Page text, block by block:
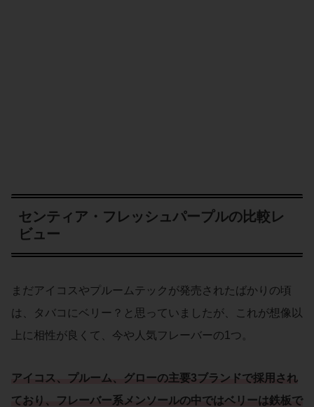
センティア・フレッシュパープルの比較レ
ビュー
まだアイコスやプルームテックが発売されたばかりの頃
は、タバコにベリー？と思っていましたが、これが想像以
上に相性が良くて、今や人気フレーバーの1つ。
アイコス、プルーム、グローの主要3ブランドで採用され
ており、
フレーバー系メンソールの中ではベリーは鉄板で